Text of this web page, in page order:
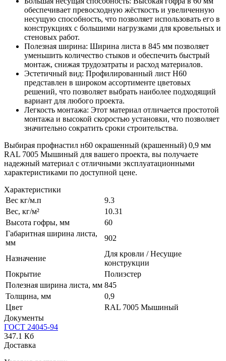
обеспечивает превосходную жёсткость и увеличенную
несущую способность, что позволяет использовать его в
конструкциях с большими нагрузками для кровельных и
стеновых работ.
Полезная ширина: Ширина листа в 845 мм позволяет
уменьшить количество стыков и обеспечить быстрый
монтаж, снижая трудозатраты и расход материалов.
Эстетичный вид: Профилированный лист Н60
представлен в широком ассортименте цветовых
решений, что позволяет выбрать наиболее подходящий
вариант для любого проекта.
Легкость монтажа: Этот материал отличается простотой
монтажа и высокой скоростью установки, что позволяет
значительно сократить сроки строительства.
Выбирая профнастил н60 окрашенный (крашенный) 0,9 мм
RAL 7005 Мышиный для вашего проекта, вы получаете
надежный материал с отличными эксплуатационными
характеристиками по доступной цене.
Характеристики
Вес кг/м.п
9.3
Вес, кг/м²
10.31
Высота гофры, мм
60
Габаритная ширина листа,
мм
902
Назначение
Для кровли / Несущие
конструкции
Покрытие
Полиэстер
Полезная ширина листа, мм 845
Толщина, мм
0,9
Цвет
RAL 7005 Мышиный
Документы
ГОСТ 24045-94
347.1 Кб
Доставка